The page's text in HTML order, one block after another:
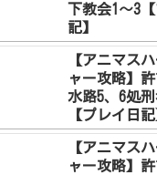
下教会1～3
記】
【アニマス
ャー攻略】
水路5、6処
【プレイ日記
【アニマス
ャー攻略】